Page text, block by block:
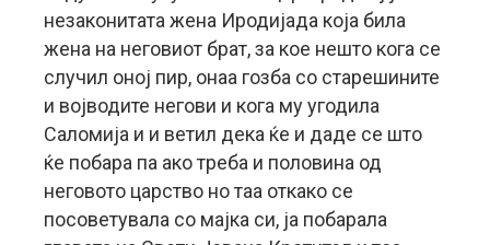
незаконитата жена Иродијада која била
жена на неговиот брат, за кое нешто кога се
случил оној пир, онаа гозба со старешините
и војводите негови и кога му угодила
Саломија и и ветил дека ќе и даде се што
ќе побара па ако треба и половина од
неговото царство но таа откако се
посоветувала со мајка си, ја побарала